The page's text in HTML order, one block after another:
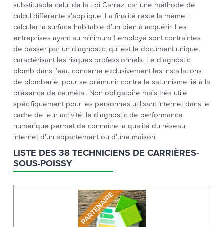
substituable celui de la Loi Carrez, car une méthode de
calcul différente s’applique. La finalité reste la même :
calculer la surface habitable d’un bien à acquérir. Les
entreprises ayant au minimum 1 employé sont contraintes
de passer par un diagnostic, qui est le document unique,
caractérisant les risques professionnels. Le diagnostic
plomb dans l’eau concerne exclusivement les installations
de plomberie, pour se prémunir contre le saturnisme lié à la
présence de ce métal. Non obligatoire mais très utile
spécifiquement pour les personnes utilisant internet dans le
cadre de leur activité, le diagnostic de performance
numérique permet de connaître la qualité du réseau
internet d’un appartement ou d’une maison.
LISTE DES 38 TECHNICIENS DE CARRIÈRES-
SOUS-POISSY